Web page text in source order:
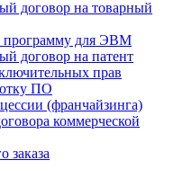
договор на товарный
программу для ЭВМ
договор на патент
прав
ПО
(франчайзинга)
коммерческой
заказа